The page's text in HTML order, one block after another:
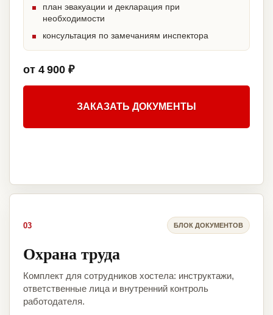
план эвакуации и декларация при
необходимости
консультация по замечаниям инспектора
от 4 900 ₽
ЗАКАЗАТЬ ДОКУМЕНТЫ
03 БЛОК ДОКУМЕНТОВ
Охрана труда
Комплект для сотрудников хостела: инструктажи,
ответственные лица и внутренний контроль
работодателя.